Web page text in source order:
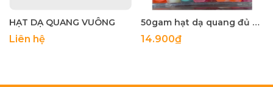
HẠT DẠ QUANG VUÔNG
Liên hệ
50gam hạt dạ quang đủ màu 6mm, 8mm, 10mm, 12mm, hạt nhựa tròn
14.900₫